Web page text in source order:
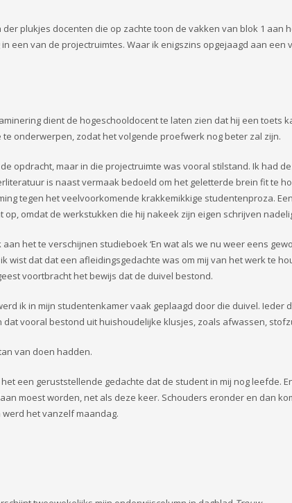
plukjes docenten die op zachte toon de vakken van blok 1 aan
een van de projectruimtes. Waar ik enigszins opgejaagd aan
dient de hogeschooldocent te laten zien dat hij een toets
onderwerpen, zodat het volgende proefwerk nog beter zal zijn.
opdracht, maar in die projectruimte was vooral stilstand. Ik had
is naast vermaak bedoeld om het geletterde brein fit te
tegen het veelvoorkomende krakkemikkige studentenproza.
omdat de werkstukken die hij nakeek zijn eigen schrijven
het te verschijnen studieboek ‘En wat als we nu weer eens
wist dat dat een afleidingsgedachte was om mij van het werk te
voortbracht het bewijs dat de duivel bestond.
ik in mijn studentenkamer vaak geplaagd door die duivel.
dat vooral bestond uit huishoudelijke klusjes, zoals afwassen,
van doen hadden.
een geruststellende gedachte dat de student in mij nog leefde.
moest worden, net als deze keer. Schouders eronder en dan
het vanzelf maandag.